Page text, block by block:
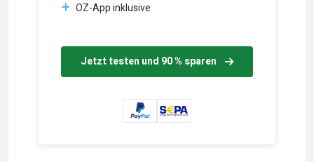
OZ-App inklusive
Jetzt testen und 90 % sparen